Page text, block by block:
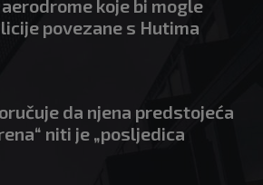
koje bi mogle
povezane s Hutima
da njena predstojeća
niti je „posljedica